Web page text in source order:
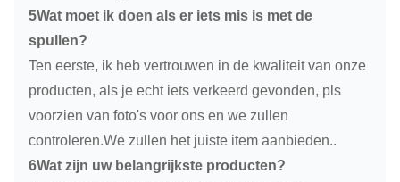
5Wat moet ik doen als er iets mis is met de
spullen?
Ten eerste, ik heb vertrouwen in de kwaliteit van onze
producten, als je echt iets verkeerd gevonden, pls
voorzien van foto's voor ons en we zullen
controleren.We zullen het juiste item aanbieden..
6Wat zijn uw belangrijkste producten?